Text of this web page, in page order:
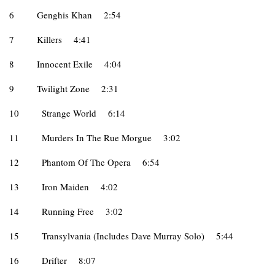
6 Genghis Khan
2:54
7
Killers
4:41
8
Innocent Exile
4:04
9
Twilight Zone
2:31
10
Strange World
6:14
11
Murders In The Rue Morgue
3:02
12
Phantom Of The Opera
6:54
13
Iron Maiden
4:02
14
Running Free
3:02
15
Transylvania (Includes Dave Murray Solo)
5:44
16
Drifter
8:07